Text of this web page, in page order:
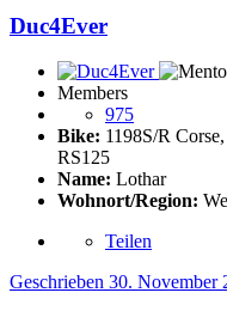
Duc4Ever
Members
975
Bike: 1198S/R
RS125
Name: Lothar
Wohnort/Region:
Teilen
Geschrieben 30. November